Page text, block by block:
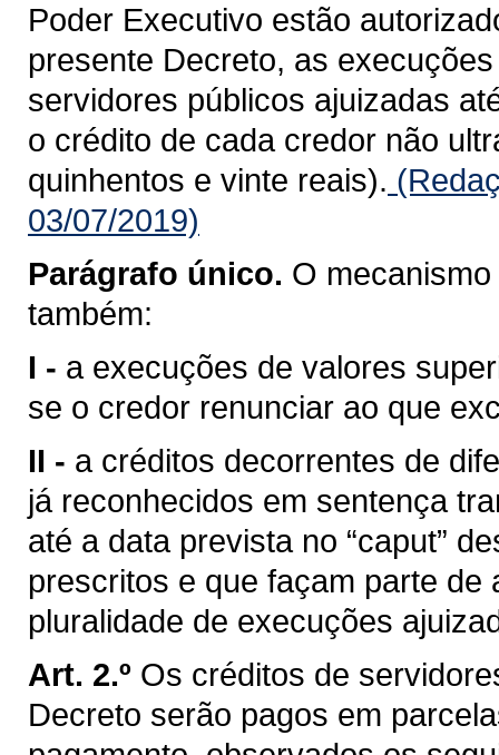
Poder Executivo estão
presente Decreto, as
servidores públicos ajuizadas
o crédito de cada credor não
quinhentos e vinte reais).
03/07/2019)
Parágrafo único. O
também:
I - a execuções de valores
se o credor renunciar ao que
II - a créditos decorrentes de
já reconhecidos em sentença
até a data prevista no “caput”
prescritos e que façam parte
pluralidade de execuções
Art. 2.º Os créditos de
Decreto serão pagos em